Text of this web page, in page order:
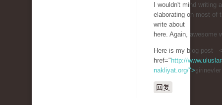
I wouldn't mind writing
elaborating on most of
write about
here. Again, awesome
Here is my blog post -
href=" http://
nakliyat.org/">
回复